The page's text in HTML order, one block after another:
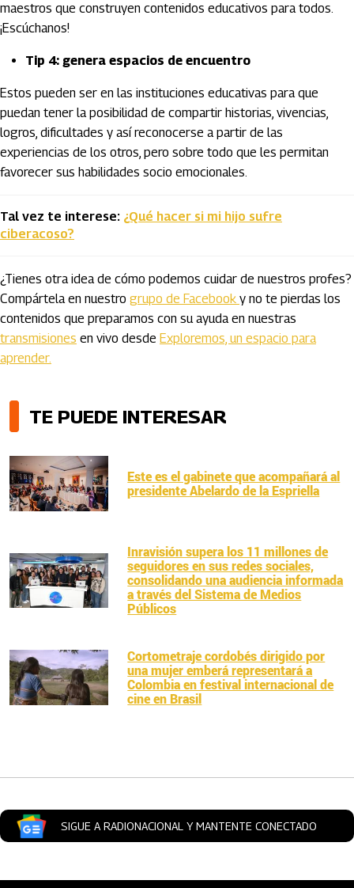
maestros que construyen contenidos educativos para todos.
¡Escúchanos!
Tip 4: genera espacios de encuentro
Estos pueden ser en las instituciones educativas para que
puedan tener la posibilidad de compartir historias, vivencias,
logros, dificultades y así reconocerse a partir de las
experiencias de los otros, pero sobre todo que les permitan
favorecer sus habilidades socio emocionales.
Tal vez te interese: ¿Qué hacer si mi hijo sufre
ciberacoso?
¿Tienes otra idea de cómo podemos cuidar de nuestros profes?
Compártela en nuestro grupo de Facebook y no te pierdas los
contenidos que preparamos con su ayuda en nuestras
transmisiones en vivo desde Exploremos, un espacio para
aprender.
TE PUEDE INTERESAR
Este es el gabinete que acompañará al
presidente Abelardo de la Espriella
Inravisión supera los 11 millones de
seguidores en sus redes sociales,
consolidando una audiencia informada
a través del Sistema de Medios
Públicos
Cortometraje cordobés dirigido por
una mujer emberá representará a
Colombia en festival internacional de
cine en Brasil
SIGUE A RADIONACIONAL Y MANTENTE CONECTADO